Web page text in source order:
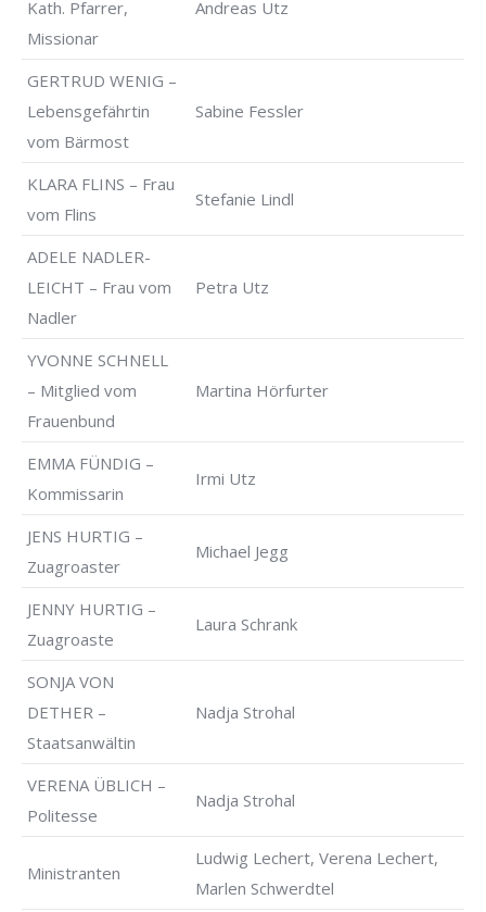
Kath. Pfarrer,
Missionar
Andreas Utz
GERTRUD WENIG –
Lebensgefährtin
vom Bärmost
Sabine Fessler
KLARA FLINS – Frau
vom Flins
Stefanie Lindl
ADELE NADLER-
LEICHT – Frau vom
Nadler
Petra Utz
YVONNE SCHNELL
– Mitglied vom
Frauenbund
Martina Hörfurter
EMMA FÜNDIG –
Kommissarin
Irmi Utz
JENS HURTIG –
Zuagroaster
Michael Jegg
JENNY HURTIG –
Zuagroaste
Laura Schrank
SONJA VON
DETHER –
Staatsanwältin
Nadja Strohal
VERENA ÜBLICH –
Politesse
Nadja Strohal
Ministranten
Ludwig Lechert, Verena Lechert,
Marlen Schwerdtel